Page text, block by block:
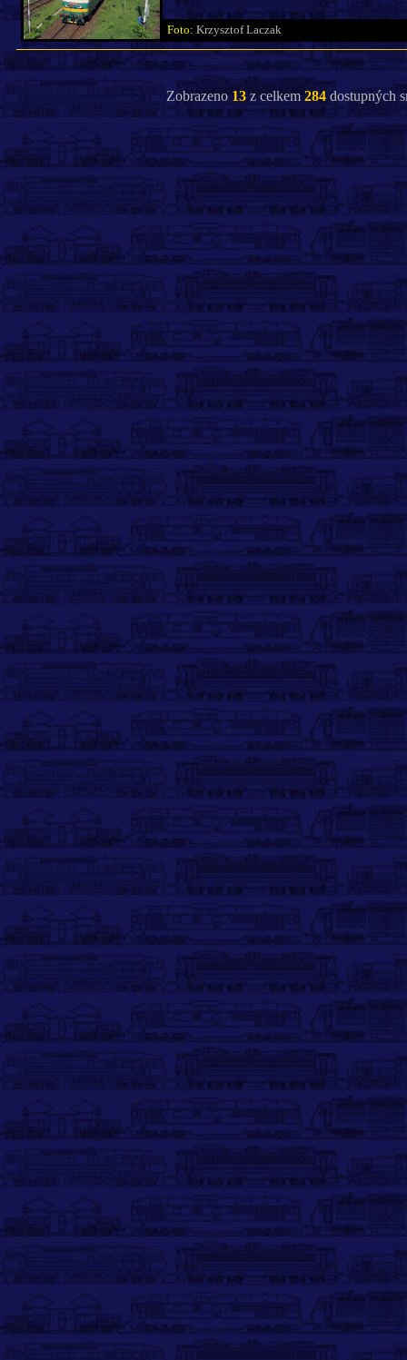
Foto: Krzysztof Laczak
Zobrazeno13z celkem284dostupných